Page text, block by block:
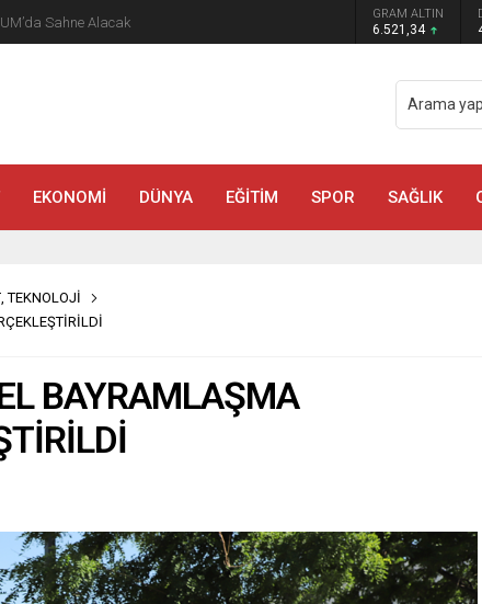
Sahne Alacak GRAM ALTIN
6.521,34
EKONOMİ DÜNYA EĞİTİM SPOR SAĞLIK
,TEKNOLOJİ
BAYRAMLAŞMA